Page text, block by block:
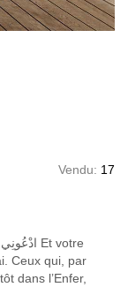
Vendu: 17
Ceux qui, par
dans l’Enfer,